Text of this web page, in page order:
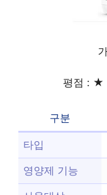
평점 : ★
구분
타입
영양제 기능